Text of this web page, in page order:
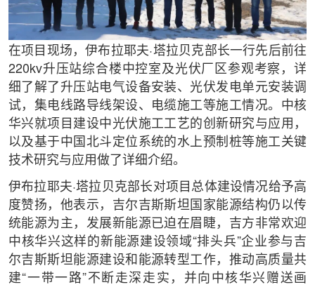
在项目现场，伊布拉耶夫·塔拉贝克部长一行先后前往
220kv升压站综合楼中控室及光伏厂区参观考察，详
细了解了升压站电气设备安装、光伏发电单元安装调
试，集电线路导线架设、电缆施工等施工情况。中核
华兴就项目建设中光伏施工工艺的创新研究与应用，
以及基于中国北斗定位系统的水上预制桩等施工关键
技术研究与应用做了详细介绍。
伊布拉耶夫·塔拉贝克部长对项目总体建设情况给予高
度赞扬，他表示，吉尔吉斯斯坦国家能源结构仍以传
统能源为主，发展新能源已迫在眉睫，吉方非常欢迎
中核华兴这样的新能源建设领域“排头兵”企业参与吉
尔吉斯斯坦能源建设和能源转型工作，推动高质量共
建“一带一路”不断走深走实，并向中核华兴赠送画